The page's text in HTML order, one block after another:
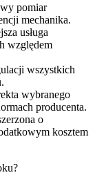
pomiar
mechanika.
usługa
względem
wszystkich
wybranego
producenta.
o
kosztem